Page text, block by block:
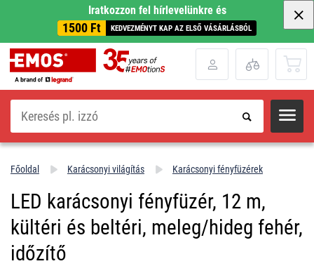
Iratkozzon fel hírlevelünkre és
1500 Ft KEDVEZMÉNYT KAP AZ ELSŐ VÁSÁRLÁSBÓL
Keresés
Főoldal Karácsonyi világítás Karácsonyi fényfüzérek
LED karácsonyi fényfüzér, 12 m,
kültéri és beltéri, meleg/hideg fehér,
időzítő